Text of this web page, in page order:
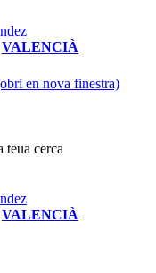
VALENCIÀ
en nova finestra)
teua cerca
VALENCIÀ